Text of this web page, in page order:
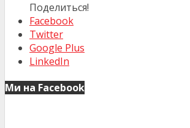
Поделиться!
Facebook
Twitter
Google Plus
LinkedIn
Ми на Facebook